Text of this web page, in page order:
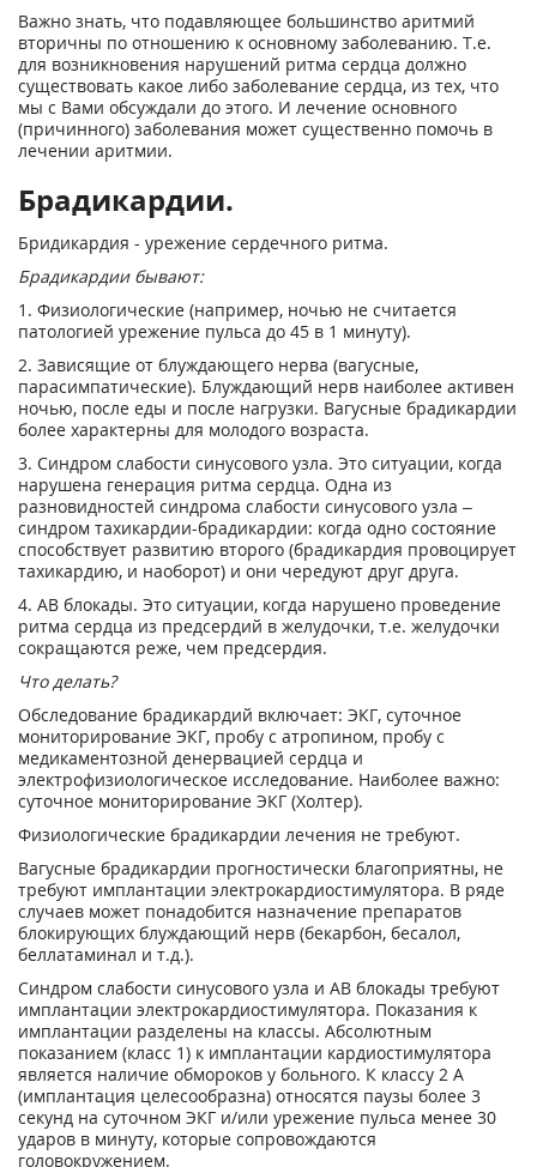
Важно знать, что подавляющее большинство аритмий
вторичны по отношению к основному заболеванию. Т.е.
для возникновения нарушений ритма сердца должно
существовать какое либо заболевание сердца, из тех, что
мы с Вами обсуждали до этого. И лечение основного
(причинного) заболевания может существенно помочь в
лечении аритмии.
Брадикардии.
Бридикардия - урежение сердечного ритма.
Брадикардии бывают:
1. Физиологические (например, ночью не считается
патологией урежение пульса до 45 в 1 минуту).
2. Зависящие от блуждающего нерва (вагусные,
парасимпатические). Блуждающий нерв наиболее активен
ночью, после еды и после нагрузки. Вагусные брадикардии
более характерны для молодого возраста.
3. Синдром слабости синусового узла. Это ситуации, когда
нарушена генерация ритма сердца. Одна из
разновидностей синдрома слабости синусового узла –
синдром тахикардии-брадикардии: когда одно состояние
способствует развитию второго (брадикардия провоцирует
тахикардию, и наоборот) и они чередуют друг друга.
4. АВ блокады. Это ситуации, когда нарушено проведение
ритма сердца из предсердий в желудочки, т.е. желудочки
сокращаются реже, чем предсердия.
Что делать?
Обследование брадикардий включает: ЭКГ, суточное
мониторирование ЭКГ, пробу с атропином, пробу с
медикаментозной денервацией сердца и
электрофизиологическое исследование. Наиболее важно:
суточное мониторирование ЭКГ (Холтер).
Физиологические брадикардии лечения не требуют.
Вагусные брадикардии прогностически благоприятны, не
требуют имплантации электрокардиостимулятора. В ряде
случаев может понадобится назначение препаратов
блокирующих блуждающий нерв (бекарбон, бесалол,
беллатаминал и т.д.).
Синдром слабости синусового узла и АВ блокады требуют
имплантации электрокардиостимулятора. Показания к
имплантации разделены на классы. Абсолютным
показанием (класс 1) к имплантации кардиостимулятора
является наличие обмороков у больного. К классу 2 А
(имплантация целесообразна) относятся паузы более 3
секунд на суточном ЭКГ и/или урежение пульса менее 30
ударов в минуту, которые сопровождаются
головокружением.